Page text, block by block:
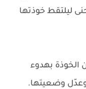
ليلتقط خوذتها
الخوذة بهدوء
وضعيتها.